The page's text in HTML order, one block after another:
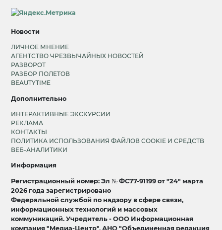
Новости
ЛИЧНОЕ МНЕНИЕ
АГЕНТСТВО ЧРЕЗВЫЧАЙНЫХ НОВОСТЕЙ
РАЗВОРОТ
РАЗБОР ПОЛЕТОВ
BEAUTYTIME
Дополнительно
ИНТЕРАКТИВНЫЕ ЭКСКУРСИИ
РЕКЛАМА
КОНТАКТЫ
ПОЛИТИКА ИСПОЛЬЗОВАНИЯ ФАЙЛОВ COOKIE И СРЕДСТВ
ВЕБ-АНАЛИТИКИ
Информация
Регистрационный номер: Эл № ФС77-91199 от "24" марта
2026 года зарегистрировано
Федеральной службой по надзору в сфере связи,
информационных технологий и массовых
коммуникаций. Учредитель - ООО Информационная
компания "Медиа-Центр", АНО "Объединенная редакция